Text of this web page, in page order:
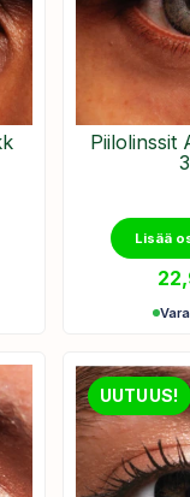
Piilolinssit
Lisää
UUTUUS!